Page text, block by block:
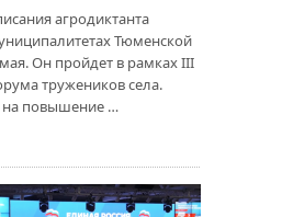
агродиктанта
Тюменской
Он пройдет в рамках III
тружеников села.
на повышение …